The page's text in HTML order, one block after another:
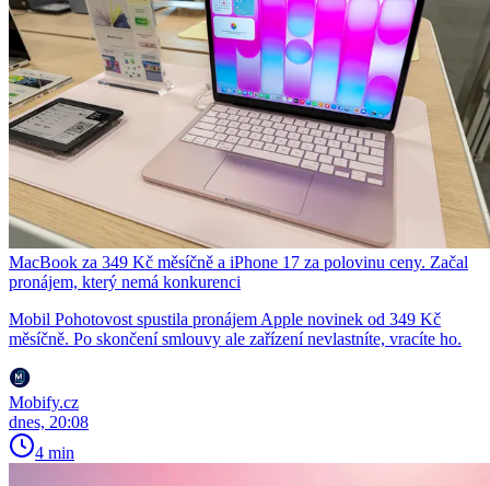
MacBook za 349 Kč měsíčně a iPhone 17 za polovinu ceny. Začal
pronájem, který nemá konkurenci
Mobil Pohotovost spustila pronájem Apple novinek od 349 Kč
měsíčně. Po skončení smlouvy ale zařízení nevlastníte, vracíte ho.
Mobify.cz
dnes, 20:08
4 min